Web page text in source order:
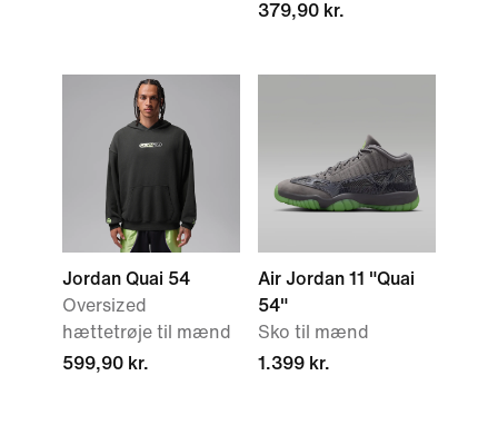
379,90 kr.
Jordan Quai 54
Oversized
hættetrøje til mænd
599,90 kr.
Air Jordan 11 "Quai
54"
Sko til mænd
1.399 kr.